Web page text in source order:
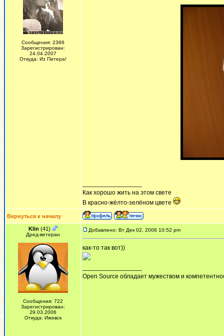
Сообщения: 2366
Зарегистрирован:
24.04.2007
Откуда: Из Питера!
Как хорошо жить на этом свете
В красно-жёлто-зелёном цвете
Вернуться к началу
Klin (41)
Дред-ветеран
Сообщения: 722
Зарегистрирован:
29.03.2006
Откуда: Ижевск
Добавлено: Вт Дек 02, 2008 10:52 pm
как-то так вот))
Open Source обладает мужеством и